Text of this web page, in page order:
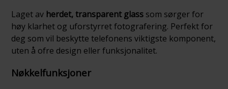
Laget av herdet, transparent glass som sørger for
høy klarhet og uforstyrret fotografering. Perfekt for
deg som vil beskytte telefonens viktigste komponent,
uten å ofre design eller funksjonalitet.
Nøkkelfunksjoner